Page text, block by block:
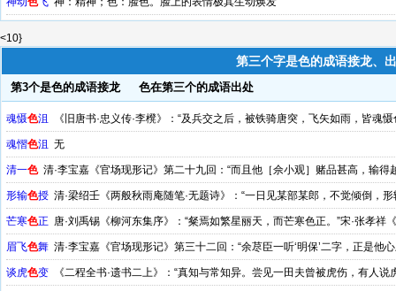
<10}
第三个字是色的成语接龙、
第3个是色的成语接龙 色在第三个的成语出处
魂慑色沮 《旧唐书·忠义传·李櫈》：“及兵交之后，被铁骑唐突，飞矢如雨，皆魂
魂慴色沮 无
清一色清·李宝嘉《官场现形记》第二十九回：“而且他［佘小观］赌品甚高，输得
所以同赌的人更拿他当财神看待。”
形输色授 清·梁绍壬《两般秋雨庵随笔·无题诗》：“一日见某部某郎，不觉倾倒，
芒寒色正 唐·刘禹锡《柳河东集序》：“粲焉如繁星丽天，而芒寒色正。”宋·张孝
较著，真与芒寒色正者比。”
眉飞色舞 清·李宝嘉《官场现形记》第三十二回：“余荩臣一听‘明保’二字，正是他
谈虎色变 《二程全书·遗书二上》：“真知与常知异。尝见一田夫曾被虎伤，有人